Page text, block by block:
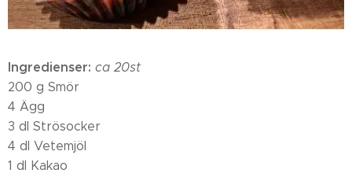
Ingredienser: ca 20st
200 g Smör
4 Ägg
3 dl Strösocker
4 dl Vetemjöl
1 dl Kakao